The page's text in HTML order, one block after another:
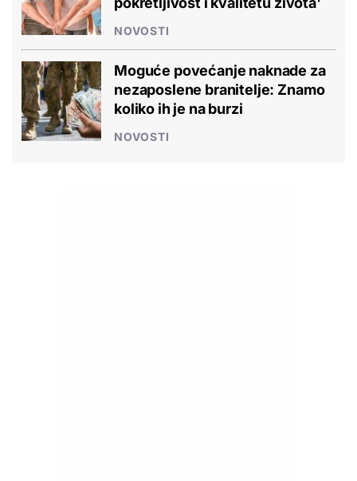
NOVOSTI
Moguće povećanje naknade za
nezaposlene branitelje: Znamo
koliko ih je na burzi
NOVOSTI